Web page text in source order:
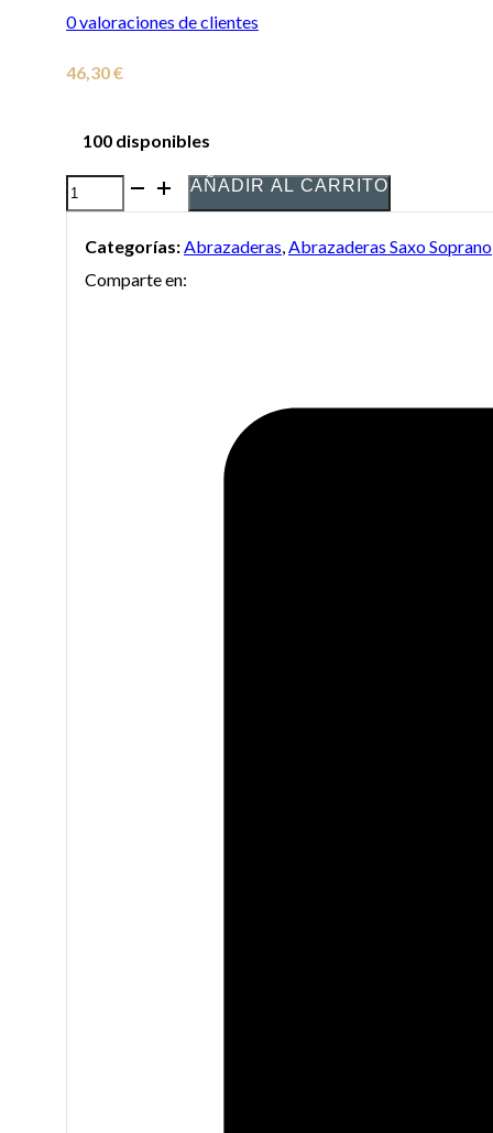
0valoraciones de clientes
46,30€
100 disponibles
Abrazadera
Super
Revelation
AÑADIR AL CARRITO
Categorías: Abrazaderas Abrazaderas Saxo Soprano
Comparte en: